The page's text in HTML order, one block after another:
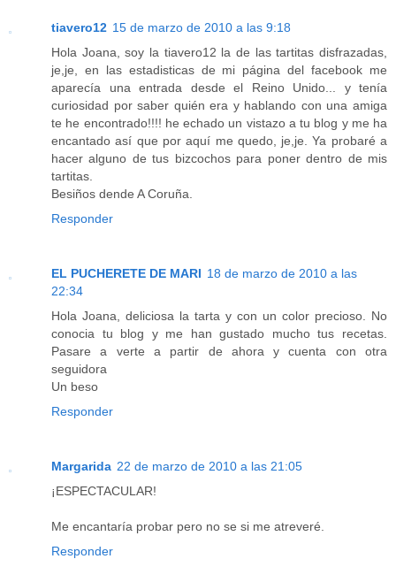
tiavero12 15 de marzo de 2010 a las 9:18
Hola Joana, soy la tiavero12 la de las tartitas disfrazadas,
je,je, en las estadisticas de mi página del facebook me
aparecía una entrada desde el Reino Unido... y tenía
curiosidad por saber quién era y hablando con una amiga
te he encontrado!!!! he echado un vistazo a tu blog y me ha
encantado así que por aquí me quedo, je,je. Ya probaré a
hacer alguno de tus bizcochos para poner dentro de mis
tartitas.
Besiños dende A Coruña.
Responder
EL PUCHERETE DE MARI 18 de marzo de 2010 a las
22:34
Hola Joana, deliciosa la tarta y con un color precioso. No
conocia tu blog y me han gustado mucho tus recetas.
Pasare a verte a partir de ahora y cuenta con otra
seguidora
Un beso
Responder
Margarida 22 de marzo de 2010 a las 21:05
¡ESPECTACULAR!
Me encantaría probar pero no se si me atreveré.
Responder